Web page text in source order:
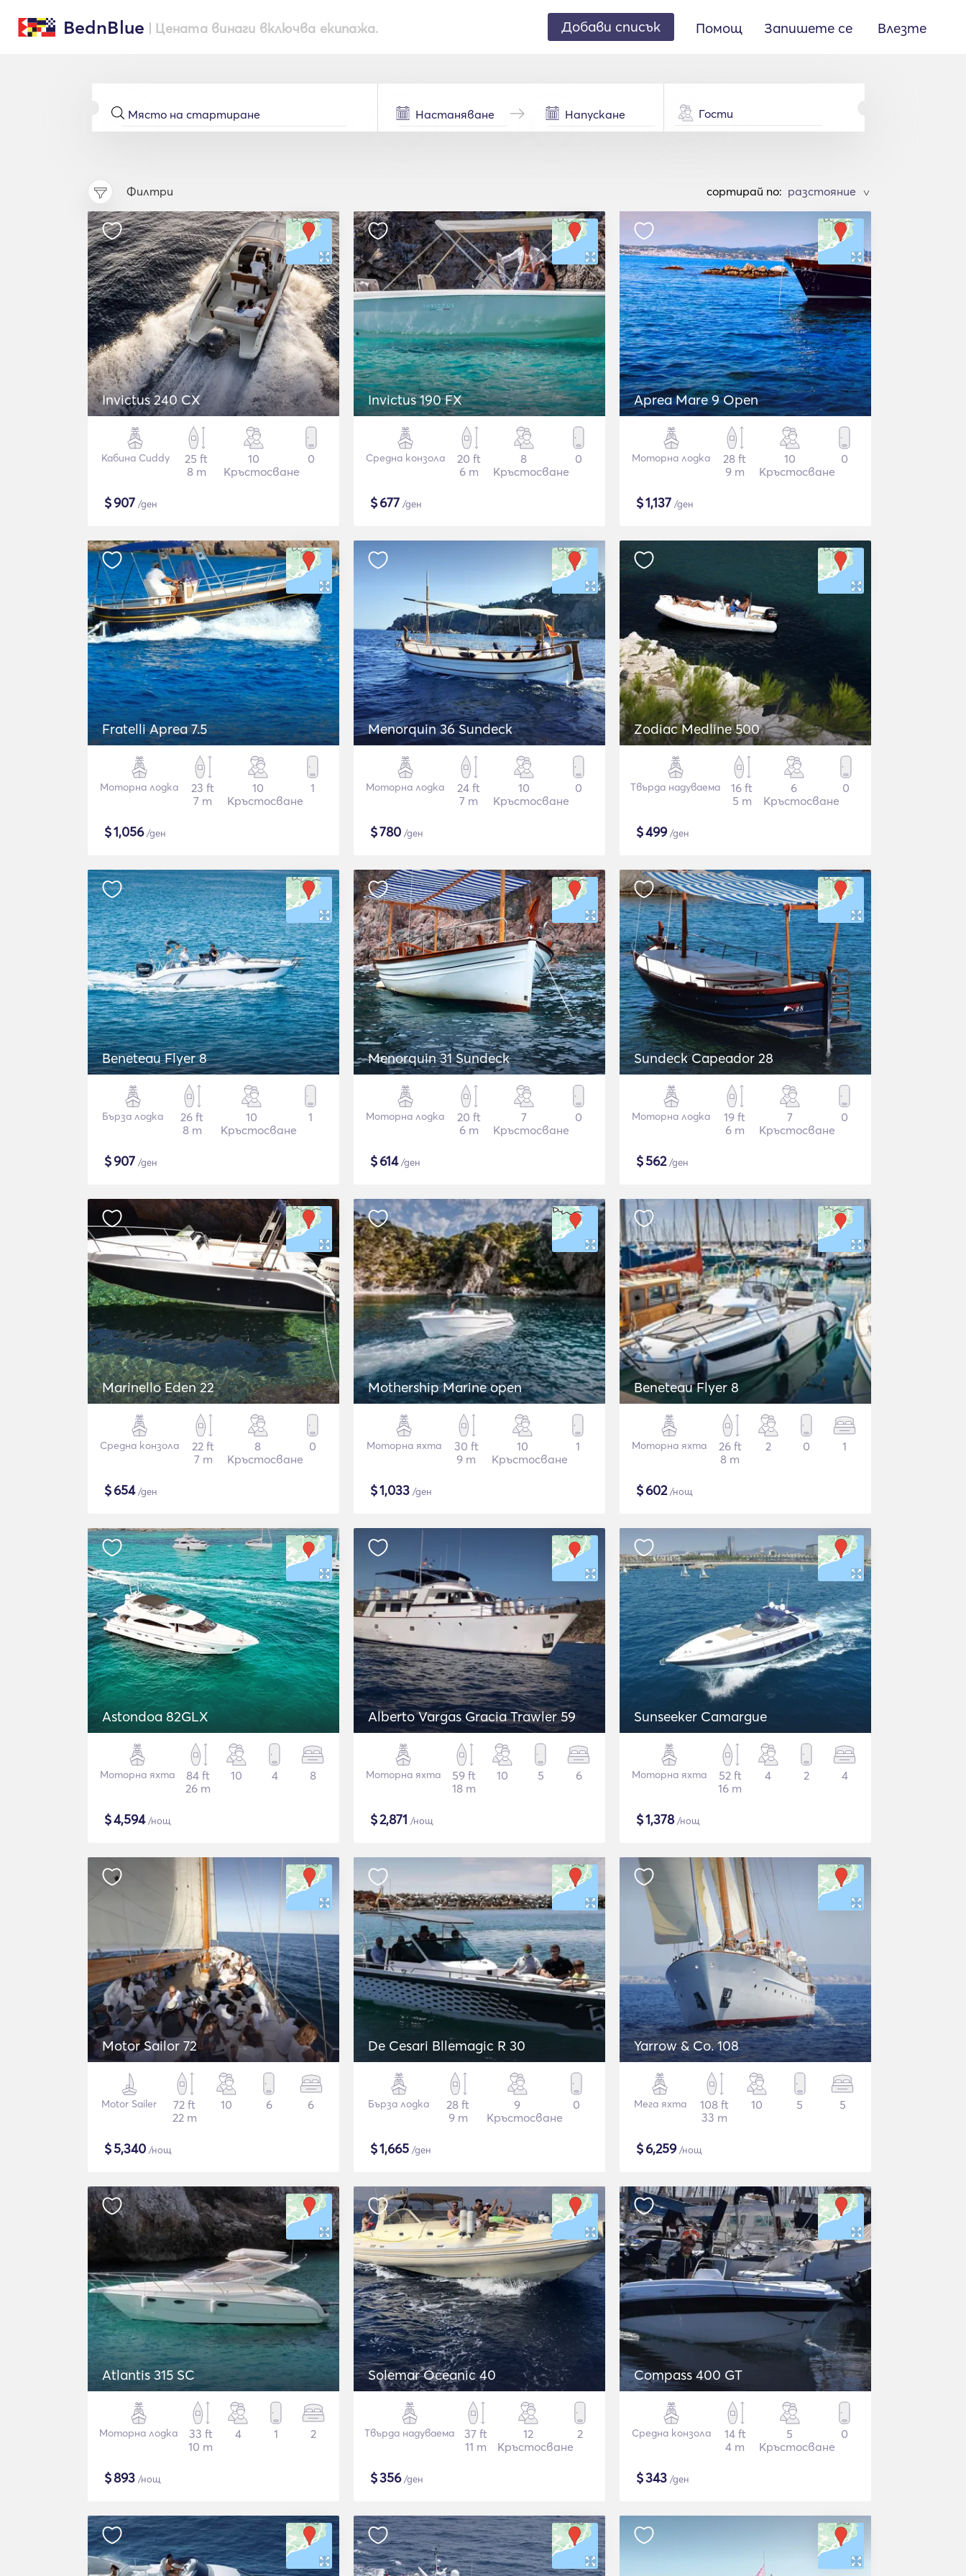
BednBlue | Цената винаги включва екипажа. Добави списък Помощ Запишете се Влезте
Гости
Филтри cортирай по: >
Invictus 240 CX
Кабина Cuddy
25 ft
8 m
10
Кръстосване
0
$907 /ден
Invictus 190 FX
Средна конзола
20 ft
6 m
8
Кръстосване
0
$677 /ден
Aprea Mare 9 Open
Моторна лодка
28 ft
9 m
10
Кръстосване
0
$1,137 /ден
Fratelli Aprea 7.5
Моторна лодка
23 ft
7 m
10
Кръстосване
1
$1,056/ден
Menorquin 36 Sundeck
Моторна лодка
24 ft
7 m
10
Кръстосване
0
$780 /ден
Zodiac Medline 500
Твърда надуваема
16 ft
5 m
6
Кръстосване
0
$499/ден
Beneteau Flyer 8
Бърза лодка
26 ft
8 m
10
Кръстосване
1
$907 /ден
Menorquin 31 Sundeck
Моторна лодка
20 ft
6 m
7
Кръстосване
0
$614/ден
Sundeck Capeador 28
Моторна лодка
19 ft
6 m
7
Кръстосване
0
$562/ден
Marinello Eden 22
Средна конзола
22 ft
7 m
8
Кръстосване
0
$654/ден
Mothership Marine open
Моторна яхта
30 ft
9 m
10
Кръстосване
1
$1,033 /ден
Beneteau Flyer 8
Моторна яхта
26 ft
8 m
2 0 1
$602/нощ
Astondoa 82GLX
Моторна яхта
84 ft
26 m
10 4 8
$4,594/нощ
Alberto Vargas Gracia Trawler 59
Моторна яхта
59 ft
18 m
10 5 6
$2,871 /нощ
Sunseeker Camargue
Моторна яхта
52 ft
16 m
4 2 4
$1,378/нощ
Motor Sailor 72
Motor Sailer
72 ft
22 m
10 6 6
$5,340 /нощ
De Cesari Bllemagic R 30
Бърза лодка
28 ft
9 m
9
Кръстосване
0
$1,665 /ден
Yarrow & Co. 108
Мега яхта
108 ft
33 m
10 5 5
$6,259/нощ
Atlantis 315 SC
Моторна лодка
33 ft
10 m
4 1 2
$893 /нощ
Solemar Oceanic 40
Твърда надуваема
37 ft
11 m
12
Кръстосване
2
$356/ден
Compass 400 GT
Средна конзола
14 ft
4 m
5
Кръстосване
0
$343 /ден